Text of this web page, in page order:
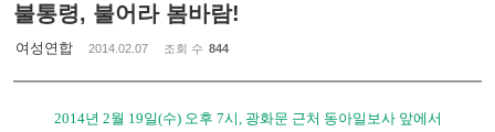
불통령, 불어라 봄바람!
여성연합 2014.02.07 조회 수 844
2014년 2월 19일(수) 오후 7시, 광화문 근처 동아일보사 앞에서